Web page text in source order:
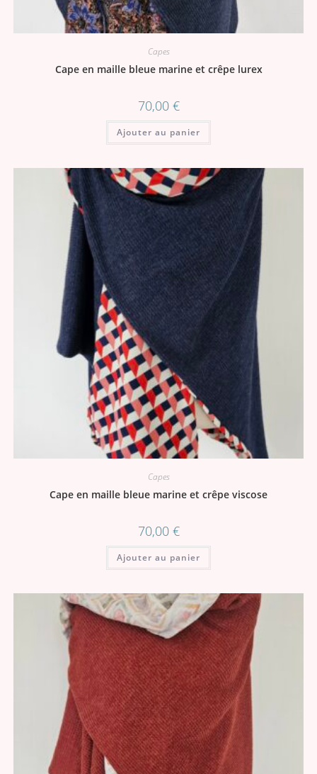
Capes
Cape en maille bleue marine et crêpe lurex
70,00 €
Ajouter au panier
Capes
Cape en maille bleue marine et crêpe viscose
70,00 €
Ajouter au panier